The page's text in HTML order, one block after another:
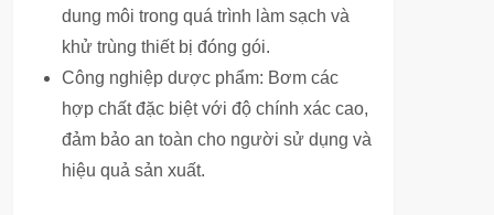
dung môi trong quá trình làm sạch và
khử trùng thiết bị đóng gói.
Công nghiệp dược phẩm: Bơm các
hợp chất đặc biệt với độ chính xác cao,
đảm bảo an toàn cho người sử dụng và
hiệu quả sản xuất.